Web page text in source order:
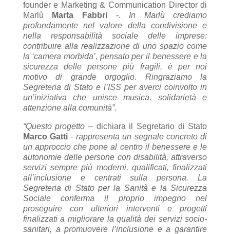
founder e Marketing & Communication Director di
Marlù
Marta Fabbri-. In Marlù crediamo
profondamente nel valore della condivisione e
nella responsabilità sociale delle imprese:
contribuire alla realizzazione di uno spazio come
la ‘camera morbida’, pensato per il benessere e la
sicurezza delle persone più fragili, è per noi
motivo di grande orgoglio. Ringraziamo la
Segreteria di Stato e l’ISS per averci coinvolto in
un’iniziativa che unisce musica, solidarietà e
attenzione alla comunità”.
“Questo progetto– dichiara il Segretario di Stato
Marco Gatti - rappresenta un segnale concreto di
un approccio che pone al centro il benessere e le
autonomie delle persone con disabilità, attraverso
servizi sempre più moderni, qualificati, finalizzati
all’inclusione e centrati sulla persona. La
Segreteria di Stato per la Sanità e la Sicurezza
Sociale conferma il proprio impegno nel
proseguire con ulteriori interventi e progetti
finalizzati a migliorare la qualità dei servizi socio-
sanitari, a promuovere l’inclusione e a garantire